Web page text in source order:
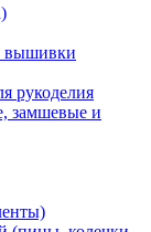
вышивки
рукоделия
замшевые и